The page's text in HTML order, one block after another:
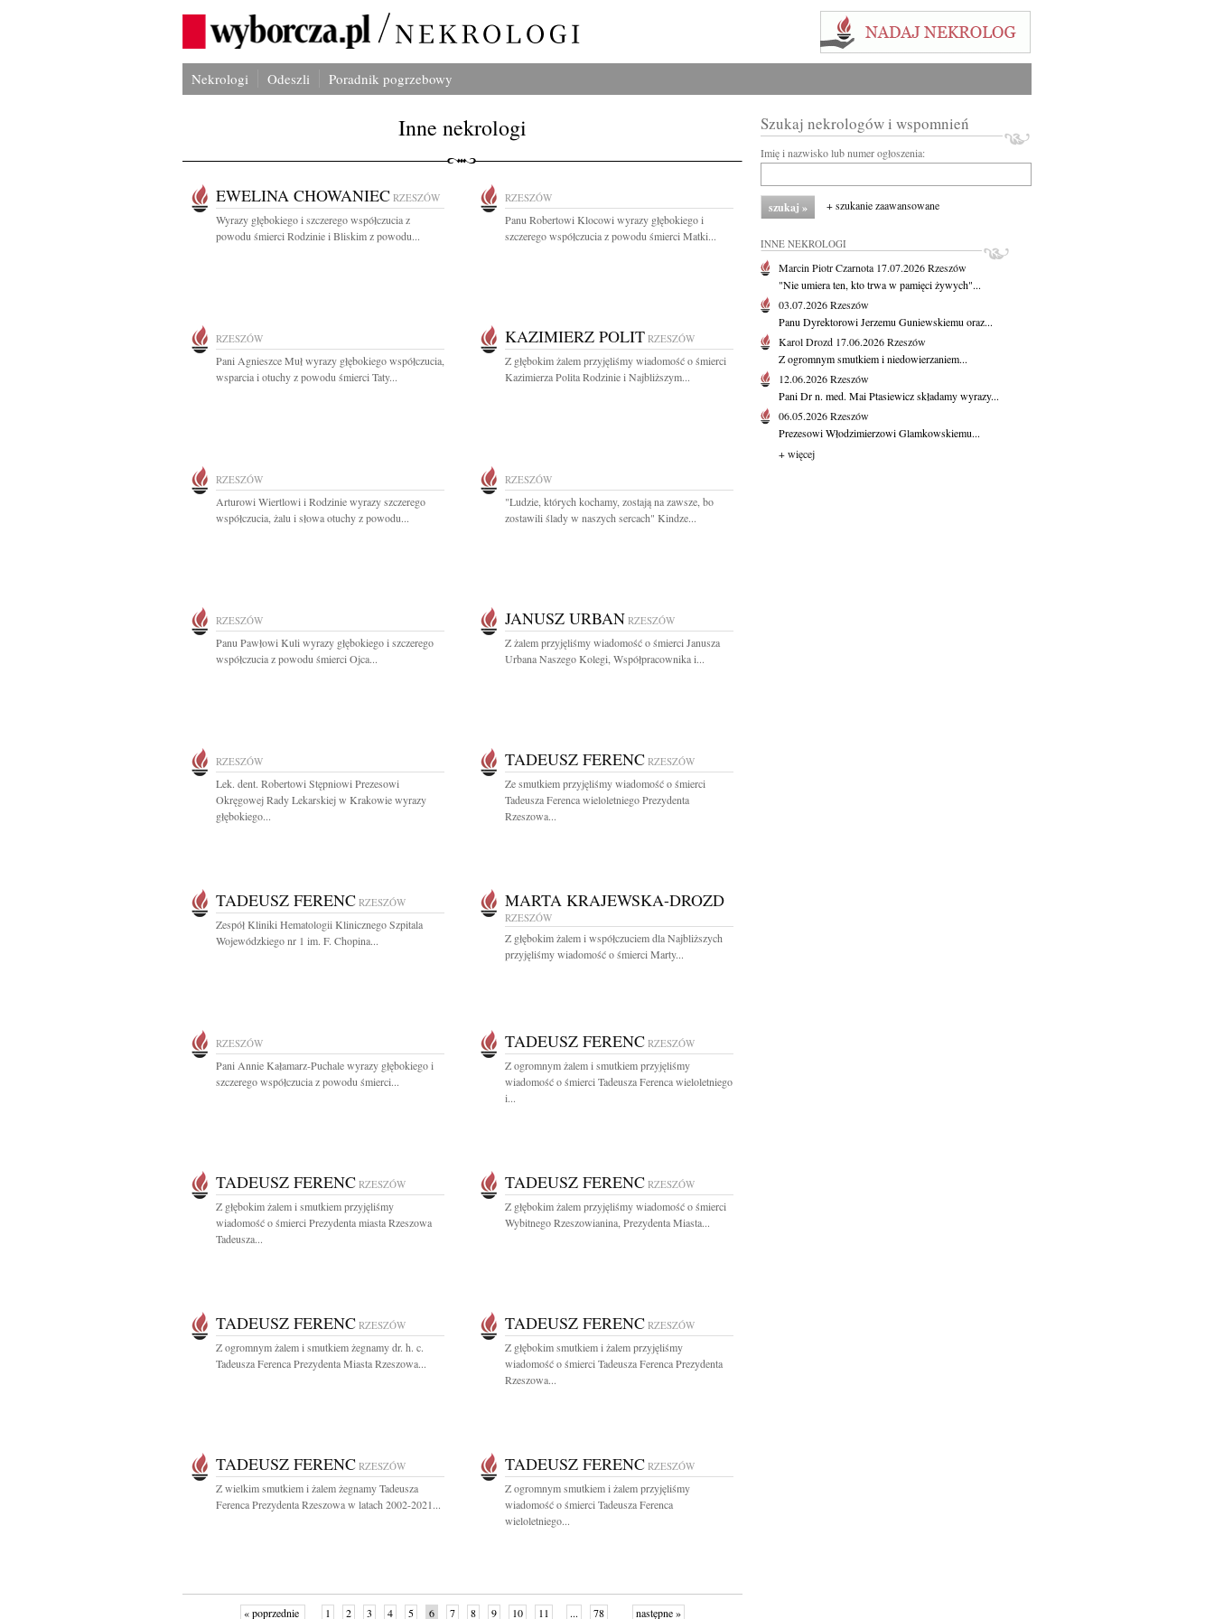
Nekrologi Odeszli Poradnik pogrzebowy
Inne nekrologi
EWELINA CHOWANIEC RZESZÓW
Wyrazy głębokiego i szczerego współczucia z
powodu śmierci Rodzinie i Bliskim z powodu...
RZESZÓW
Panu Robertowi Klocowi wyrazy głębokiego i
szczerego współczucia z powodu śmierci Matki...
RZESZÓW
Pani Agnieszce Muł wyrazy głębokiego współczucia,
wsparcia i otuchy z powodu śmierci Taty...
KAZIMIERZ POLIT RZESZÓW
Z głębokim żalem przyjęliśmy wiadomość o śmierci
Kazimierza Polita Rodzinie i Najbliższym...
RZESZÓW
Arturowi Wiertlowi i Rodzinie wyrazy szczerego
współczucia, żalu i słowa otuchy z powodu...
RZESZÓW
"Ludzie, których kochamy, zostają na zawsze, bo
zostawili ślady w naszych sercach" Kindze...
RZESZÓW
Panu Pawłowi Kuli wyrazy głębokiego i szczerego
współczucia z powodu śmierci Ojca...
JANUSZ URBAN RZESZÓW
Z żalem przyjęliśmy wiadomość o śmierci Janusza
Urbana Naszego Kolegi, Współpracownika i...
RZESZÓW
Lek. dent. Robertowi Stępniowi Prezesowi
Okręgowej Rady Lekarskiej w Krakowie wyrazy
głębokiego...
TADEUSZ FERENC RZESZÓW
Ze smutkiem przyjęliśmy wiadomość o śmierci
Tadeusza Ferenca wieloletniego Prezydenta
Rzeszowa...
TADEUSZ FERENC RZESZÓW
Zespół Kliniki Hematologii Klinicznego Szpitala
Wojewódzkiego nr 1 im. F. Chopina...
MARTA KRAJEWSKA-DROZD
RZESZÓW
Z głębokim żalem i współczuciem dla Najbliższych
przyjęliśmy wiadomość o śmierci Marty...
RZESZÓW
Pani Annie Kałamarz-Puchale wyrazy głębokiego i
szczerego współczucia z powodu śmierci...
TADEUSZ FERENC RZESZÓW
Z ogromnym żalem i smutkiem przyjęliśmy
wiadomość o śmierci Tadeusza Ferenca wieloletniego
i...
TADEUSZ FERENC RZESZÓW
Z głębokim żalem i smutkiem przyjęliśmy
wiadomość o śmierci Prezydenta miasta Rzeszowa
Tadeusza...
TADEUSZ FERENC RZESZÓW
Z głębokim żalem przyjęliśmy wiadomość o śmierci
Wybitnego Rzeszowianina, Prezydenta Miasta...
TADEUSZ FERENC RZESZÓW
Z ogromnym żalem i smutkiem żegnamy dr. h. c.
Tadeusza Ferenca Prezydenta Miasta Rzeszowa...
TADEUSZ FERENC RZESZÓW
Z głębokim smutkiem i żalem przyjęliśmy
wiadomość o śmierci Tadeusza Ferenca Prezydenta
Rzeszowa...
TADEUSZ FERENC RZESZÓW
Z wielkim smutkiem i żalem żegnamy Tadeusza
Ferenca Prezydenta Rzeszowa w latach 2002-2021...
TADEUSZ FERENC RZESZÓW
Z ogromnym smutkiem i żalem przyjęliśmy
wiadomość o śmierci Tadeusza Ferenca
wieloletniego...
« poprzednie 1 2 3 4 5 6 7 8 9 10 11 ... 78 następne »
Szukaj nekrologów i wspomnień
Imię i nazwisko lub numer ogłoszenia:
+ szukanie zaawansowane
INNE NEKROLOGI
Marcin Piotr Czarnota 17.07.2026Rzeszów
"Nie umiera ten, kto trwa w pamięci żywych"...
03.07.2026Rzeszów
Panu Dyrektorowi Jerzemu Guniewskiemu oraz...
Karol Drozd 17.06.2026Rzeszów
Z ogromnym smutkiem i niedowierzaniem...
12.06.2026Rzeszów
Pani Dr n. med. Mai Ptasiewicz składamy wyrazy...
06.05.2026Rzeszów
Prezesowi Włodzimierzowi Glamkowskiemu...
+ więcej